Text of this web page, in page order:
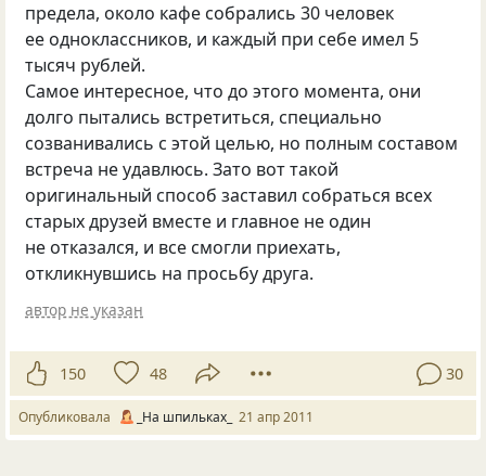
предела, около кафе собрались 30 человек
ее одноклассников, и каждый при себе имел 5
тысяч рублей.
Самое интересное, что до этого момента, они
долго пытались встретиться, специально
созванивались с этой целью, но полным составом
встреча не удавлюсь. Зато вот такой
оригинальный способ заставил собраться всех
старых друзей вместе и главное не один
не отказался, и все смогли приехать,
откликнувшись на просьбу друга.
автор не указан
150 48 30
Опубликовала _На шпильках_ 21 апр 2011